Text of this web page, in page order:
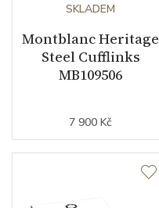
SKLADEM
Montblanc Heritage
Steel Cufflinks
MB109506
7 900 Kč